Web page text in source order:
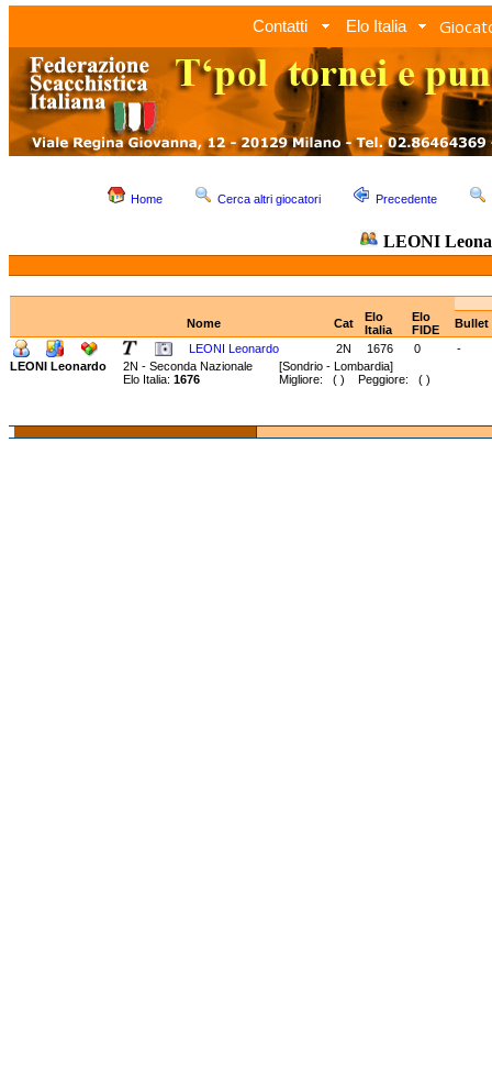
Contatti Elo Italia
Home Cerca altri giocatori Precedente
LEONI
Nome Cat
Elo
Italia
Elo
FIDE
Bullet
LEONI Leonardo
2N 1676 0
-
LEONI Leonardo
2N - Seconda Nazionale [Sondrio - Lombardia]
Elo Italia: 1676 Migliore: ( ) Peggiore: ( )